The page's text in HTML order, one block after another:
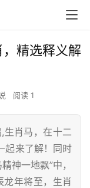
精选释义解
阅读 1
生肖马，在十二
起来了解！同时
神一地飘”中，
年将至，生肖